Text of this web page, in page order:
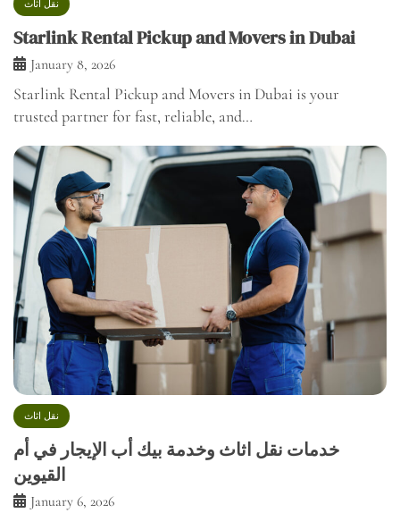
نقل اثاث
Starlink Rental Pickup and Movers in Dubai
January 8, 2026
Starlink Rental Pickup and Movers in Dubai is your
trusted partner for fast, reliable, and…
نقل اثاث
خدمات نقل اثاث وخدمة بيك أب الإيجار في أم
القيوين
January 6, 2026